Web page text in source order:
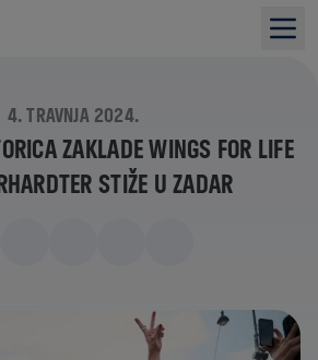
4. TRAVNJA 2024.
ZAKLADE WINGS FOR LIFE
STIŽE U ZADAR